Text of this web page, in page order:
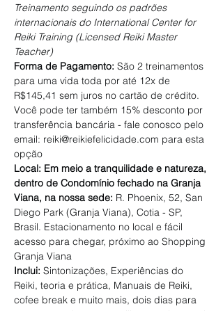
Treinamento seguindo os padrões
internacionais do International Center for
Reiki Training (Licensed Reiki Master
Teacher)
Forma de Pagamento: São 2 treinamentos
para uma vida toda por até 12x de
R$145,41 sem juros no cartão de crédito.
Você pode ter também 15% desconto por
transferência bancária - fale conosco pelo
email: reiki@reikiefelicidade.com para esta
opção
Local: Em meio a tranquilidade e natureza,
dentro de Condomínio fechado na Granja
Viana, na nossa sede: R. Phoenix, 52, San
Diego Park (Granja Viana), Cotia - SP,
Brasil. Estacionamento no local e fácil
acesso para chegar, próximo ao Shopping
Granja Viana
Inclui: Sintonizações, Experiências do
Reiki, teoria e prática, Manuais de Reiki,
cofee break e muito mais, dois dias para